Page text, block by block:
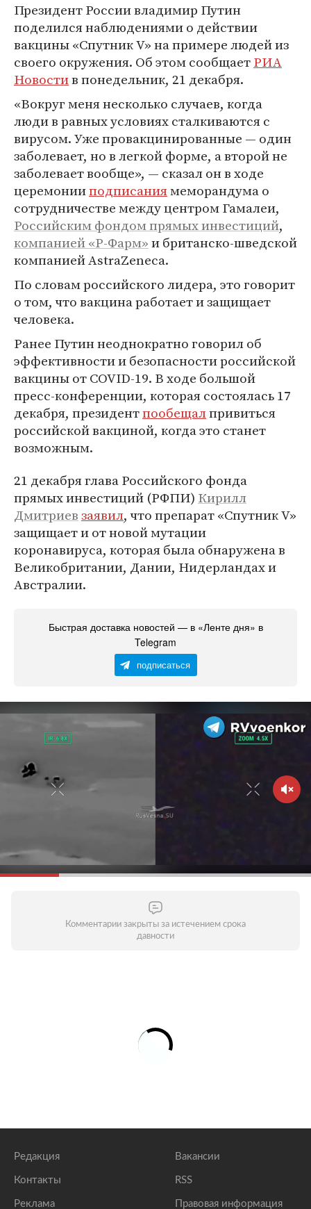
Президент России владимир Путин
поделился наблюдениями о действии
вакцины «Спутник V» на примере людей из
своего окружения. Об этом сообщаетРИА
Новостив понедельник, 21 декабря.
«Вокруг меня несколько случаев, когда
люди в равных условиях сталкиваются с
вирусом. Уже провакцинированные — один
заболевает, но в легкой форме, а второй не
заболевает вообще», — сказал он в ходе
церемонииподписаниямеморандума о
сотрудничестве между центром Гамалеи,
Российским фондом прямых инвестиций,
компанией «Р-Фарм»и британско-шведской
компанией AstraZeneca.
По словам российского лидера, это говорит
о том, что вакцина работает и защищает
человека.
Ранее Путин неоднократно говорил об
эффективности и безопасности российской
вакцины от COVID-19. В ходе большой
пресс-конференции, которая состоялась 17
декабря, президентпообещалпривиться
российской вакциной, когда это станет
возможным.
21 декабря глава Российского фонда
прямых инвестиций (РФПИ) Кирилл
Дмитриевзаявил, что препарат «Спутник V»
защищает и от новой мутации
коронавируса, которая была обнаружена в
Великобритании, Дании, Нидерландах и
Австралии.
Быстрая доставка новостей — в «Ленте дня» в
Telegram
подписаться
Комментарии закрыты за истечением срока
давности
Редакция
Контакты
Реклама
Вакансии
RSS
Правовая информация